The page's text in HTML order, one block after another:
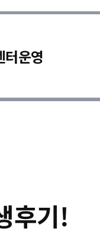
터운영
후기!